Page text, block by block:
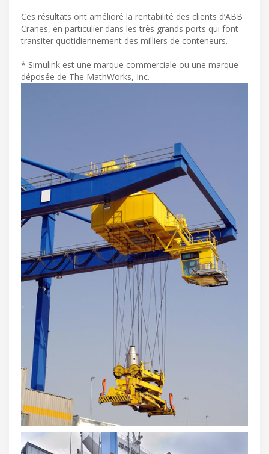
Ces résultats ont amélioré la rentabilité des clients d’ABB
Cranes, en particulier dans les très grands ports qui font
transiter quotidiennement des milliers de conteneurs.
* Simulink est une marque commerciale ou une marque
déposée de The MathWorks, Inc.